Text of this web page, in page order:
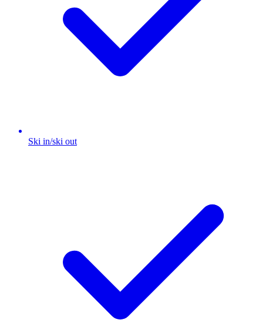
Ski in/ski out